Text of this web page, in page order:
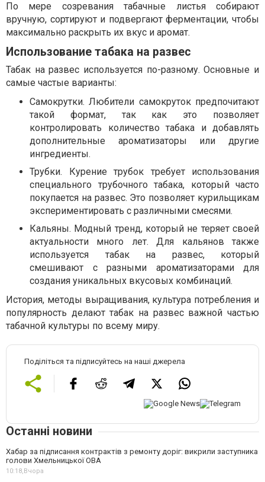
По мере созревания табачные листья собирают
вручную, сортируют и подвергают ферментации, чтобы
максимально раскрыть их вкус и аромат.
Использование табака на развес
Табак на развес используется по-разному. Основные и
самые частые варианты:
Самокрутки. Любители самокруток предпочитают
такой формат, так как это позволяет
контролировать количество табака и добавлять
дополнительные ароматизаторы или другие
ингредиенты.
Трубки. Курение трубок требует использования
специального трубочного табака, который часто
покупается на развес. Это позволяет курильщикам
экспериментировать с различными смесями.
Кальяны. Модный тренд, который не теряет своей
актуальности много лет. Для кальянов также
используется табак на развес, который
смешивают с разными ароматизаторами для
создания уникальных вкусовых комбинаций.
История, методы выращивания, культура потребления и
популярность делают табак на развес важной частью
табачной культуры по всему миру.
Поділіться та підписуйтесь на наші джерела
Останні новини
Хабар за підписання контрактів з ремонту доріг: викрили заступника
голови Хмельницької ОВА
10:18,Вчора